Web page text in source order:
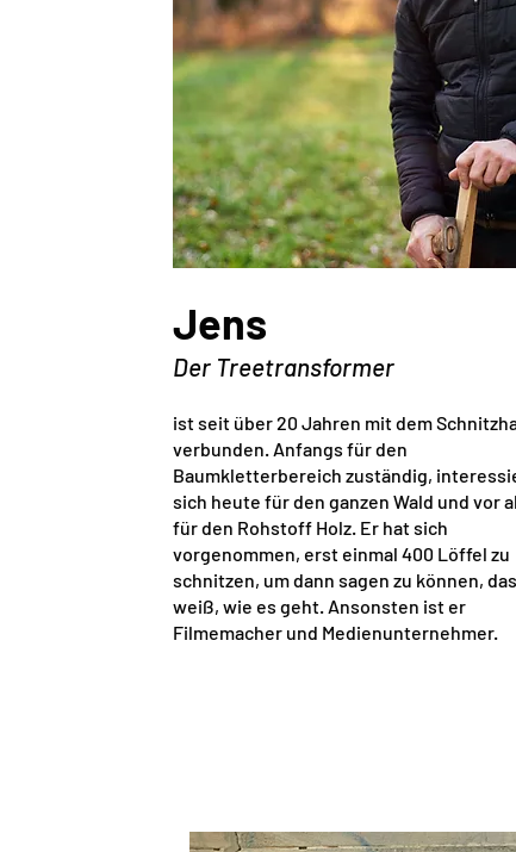
Jens
​Der Treetransformer
ist seit über 20 Jahren mit dem
verbunden. Anfangs für den
Baumkletterbereich zuständig,
sich heute für den ganzen Wald und vor
für den Rohstoff Holz. Er hat sich
vorgenommen, erst einmal 400 Löffel zu
schnitzen, um dann sagen zu können,
weiß, wie es geht. Ansonsten ist er
Filmemacher und Medienunternehmer.